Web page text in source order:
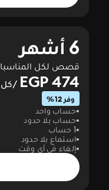
6 أشهر
قصص لكل
474 EGP /كل 6 أشهر
وفر 12%
حساب واحد
حساب بلا حدود
1 حساب
استماع بلا حدود
إلغاء في أي وقت